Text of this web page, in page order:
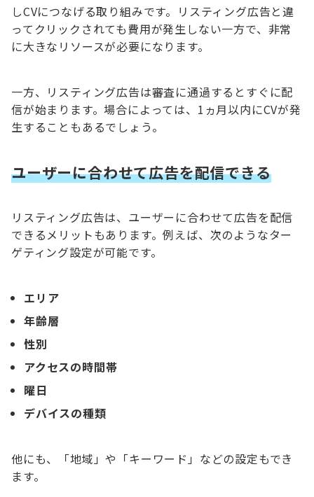
しCVにつなげる取り組みです。リスティング広告と違
ってクリックされても費用が発生しない一方で、非常
に大きなリソースが必要になります。
一方、リスティング広告は審査に通過するとすぐに配
信が始まります。場合によっては、1ヵ月以内にCVが発
生することもあるでしょう。
ユーザーに合わせて広告を配信できる
リスティング広告は、ユーザーに合わせて広告を配信
できるメリットもあります。例えば、次のようなター
ゲティング設定が可能です。
エリア
年齢層
性別
アクセスの時間帯
曜日
デバイスの種類
他にも、「地域」や「キーワード」などの設定もでき
ます。